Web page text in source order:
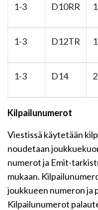
1-3 D10RR
1-3 D12TR
1-3 D14
Kilpailunumerot
Viestissä käytetään
noudetaan
numerot ja Emit-
mukaan.
joukkueen numeron ja
Kilpailunumerot